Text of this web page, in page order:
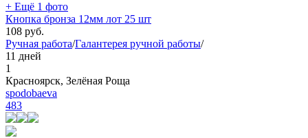
+ Ещё 1 фото
Кнопка бронза 12мм лот 25 шт
108 руб.
Ручная работа/Галантерея ручной работы/
11 дней
1
Красноярск, Зелёная Роща
spodobaeva
483